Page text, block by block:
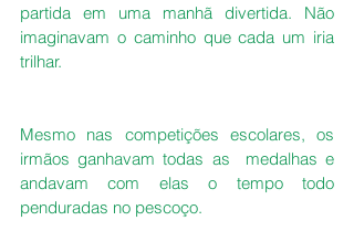
partida em uma manhã divertida. Não
imaginavam o caminho que cada um iria
trilhar.
Mesmo nas competições escolares, os
irmãos ganhavam todas as  medalhas e
andavam com elas o tempo todo
penduradas no pescoço.